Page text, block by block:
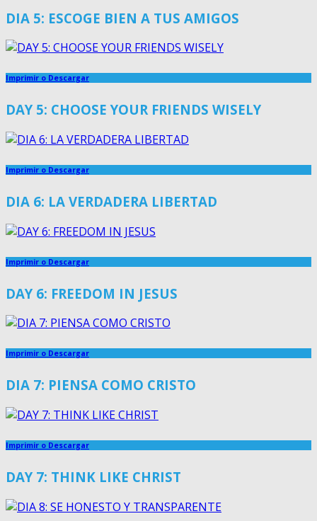
DIA 5: ESCOGE BIEN A TUS AMIGOS
Imprimir o Descargar
DAY 5: CHOOSE YOUR FRIENDS WISELY
Imprimir o Descargar
DIA 6: LA VERDADERA LIBERTAD
Imprimir o Descargar
DAY 6: FREEDOM IN JESUS
Imprimir o Descargar
DIA 7: PIENSA COMO CRISTO
Imprimir o Descargar
DAY 7: THINK LIKE CHRIST